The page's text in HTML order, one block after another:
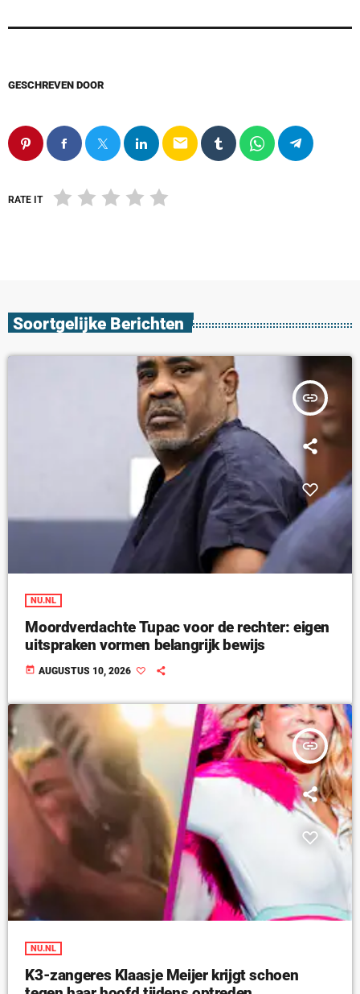
GESCHREVEN DOOR
email
RATE IT
Soortgelijke Berichten
insert_link
NU.NL
Moordverdachte Tupac voor de rechter: eigen
uitspraken vormen belangrijk bewijs
today AUGUSTUS 10, 2026
insert_link
NU.NL
K3-zangeres Klaasje Meijer krijgt schoen